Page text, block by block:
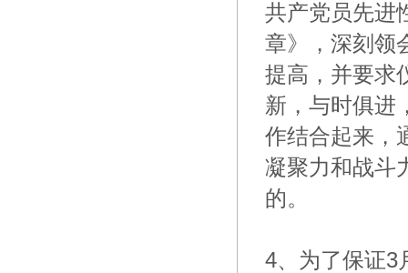
共产党员先进
章》，深刻领
提高，并要求
新，与时俱进
作结合起来，
凝聚力和战斗
的。
4、为了保证3